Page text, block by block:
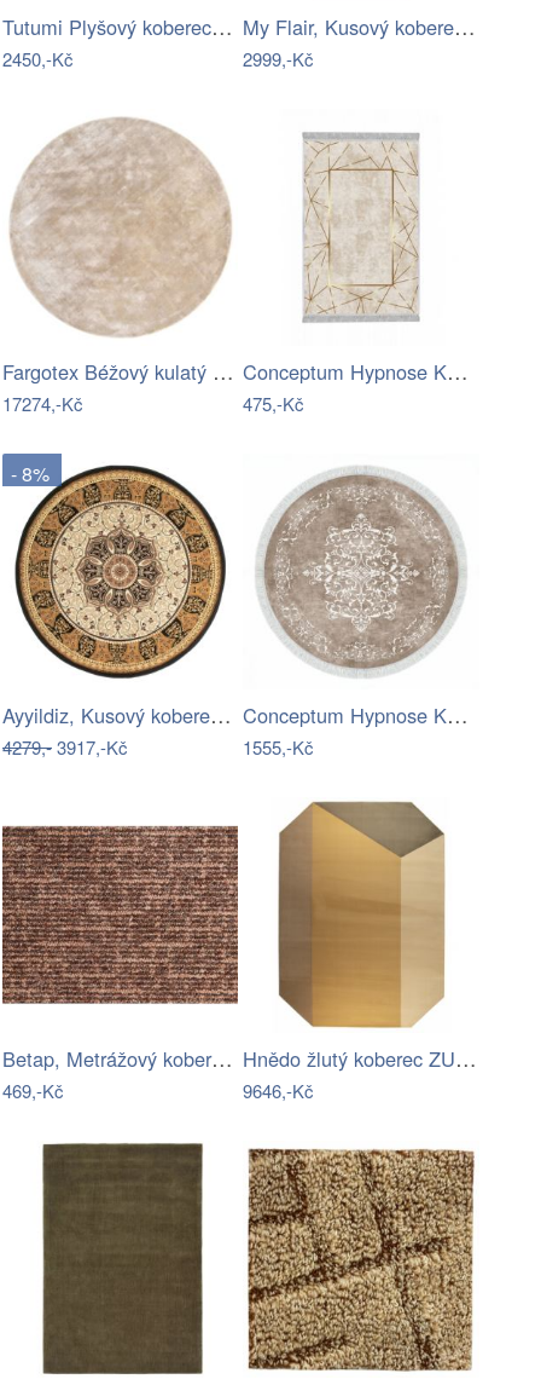
Tutumi Plyšový koberec Shock korálový,…
2450,-Kč
My Flair, Kusový koberec My Heaven…
2999,-Kč
Fargotex Béžový kulatý koberec Plain…
17274,-Kč
Conceptum Hypnose Koberec Mirror 80x120…
475,-Kč
- 8%
Ayyildiz, Kusový koberec Comilla 886…
4279,-3917,-Kč
Conceptum Hypnose Kulatý koberec Tapis…
1555,-Kč
Betap, Metrážový koberec Novelle 93, na…
469,-Kč
Hnědo žlutý koberec ZUIVER HARMONY 160…
9646,-Kč